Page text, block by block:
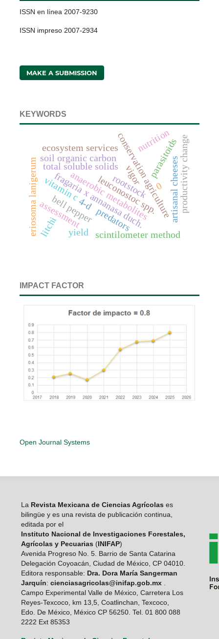
ISSN en línea 2007-9230
ISSN impreso 2007-2934
MAKE A SUBMISSION
KEYWORDS
fragaria x annanasa duch.
anaerobic metabolites
total soluble solids
vitamin c conservation agriculture
soil organic carbon
bell pepper
scintilometer method
leuconostoc spp. artisanal cheeses
eriosoma lanigerum predators
parasitoids
assessment
ecosystem services productivity change
litchi
nutrition
rootstock
vigor 0
4-d
yield
IMPACT FACTOR
Open Journal Systems
La Revista Mexicana de Ciencias Agrícolas es
bilingüe y es una revista de publicación continua,
editada por el
Instituto Nacional de Investigaciones Forestales,
Agrícolas y Pecuarias (INIFAP)
Avenida Progreso No. 5. Barrio de Santa Catarina
Delegación Coyoacán, Ciudad de México, CP 04010.
Editora responsable: Dra. Dora María Sangerman
Jarquín: cienciasagricolas@inifap.gob.mx.
Campo Experimental Valle de México, Carretera Los
Reyes-Texcoco, km 13,5, Coatlinchan, Texcoco,
Edo. De México, México CP 56250. Tel. 01 800 088
2222 Ext 85353